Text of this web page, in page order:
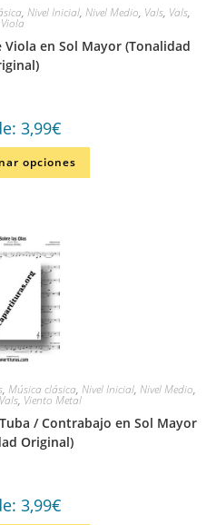
, Nivel Inicial, Nivel Medio, Vals, Vals,
Viola
en Sol Mayor (Tonalidad
3,99€
opciones
, Música clásica, Nivel Inicial, Nivel Medio,
Vals, Viento Metal
/ Contrabajo en Sol Mayor
Original)
3,99€